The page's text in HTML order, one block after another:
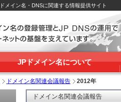
メイン名・DNSに関連する情報提供サイト
JPドメイン名について
ドメイン名関連会議報告 2012年
ドメイン名関連会議報告